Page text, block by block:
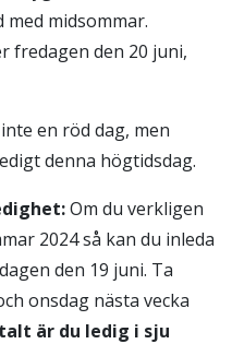
midsommar.
fredagen den 20 juni,
en röd dag, men
denna högtidsdag.
Om du verkligen
2024 så kan du inleda
den 19 juni. Ta
onsdag nästa vecka
är du ledig i sju